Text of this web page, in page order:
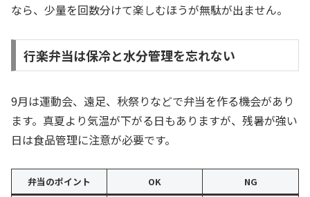
なら、少量を回数分けて楽しむほうが無駄が出ません。
行楽弁当は保冷と水分管理を忘れない
9月は運動会、遠足、秋祭りなどで弁当を作る機会があり
ます。真夏より気温が下がる日もありますが、残暑が強い
日は食品管理に注意が必要です。
弁当のポイント OK
NG